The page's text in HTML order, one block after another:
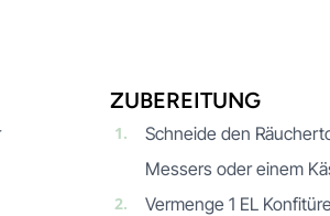
ZUBEREITUNG
1.
Schneide den
Messers oder einem
2.
Vermenge 1 EL